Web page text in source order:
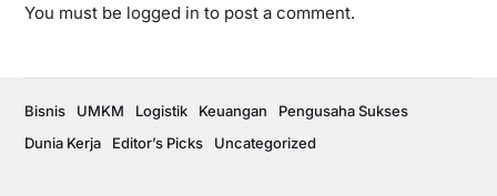
You must be logged in to post a comment.
Bisnis UMKM Logistik Keuangan
Pengusaha Sukses
Dunia Kerja
Editor’s Picks Uncategorized